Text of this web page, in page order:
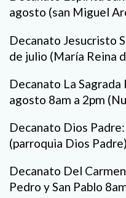
agosto (san Miguel
Decanato Jesucristo
de julio (María Reina
Decanato La Sagrada
agosto 8am a 2pm
Decanato Dios
(parroquia Dios Padre)
Decanato Del
Pedro y San Pablo